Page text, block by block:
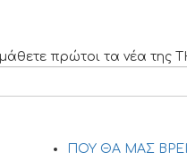
πρώτοι τα νέα της
ΠΟΥ ΘΑ ΜΑΣ